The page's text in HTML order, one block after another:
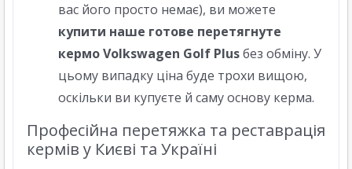
вас його просто немає), ви можете
купити наше готове перетягнуте
кермо Volkswagen Golf Plusбез обміну. У
цьому випадку ціна буде трохи вищою,
оскільки ви купуєте й саму основу керма.
Професійна перетяжка та реставрація
кермів у Києві та Україні